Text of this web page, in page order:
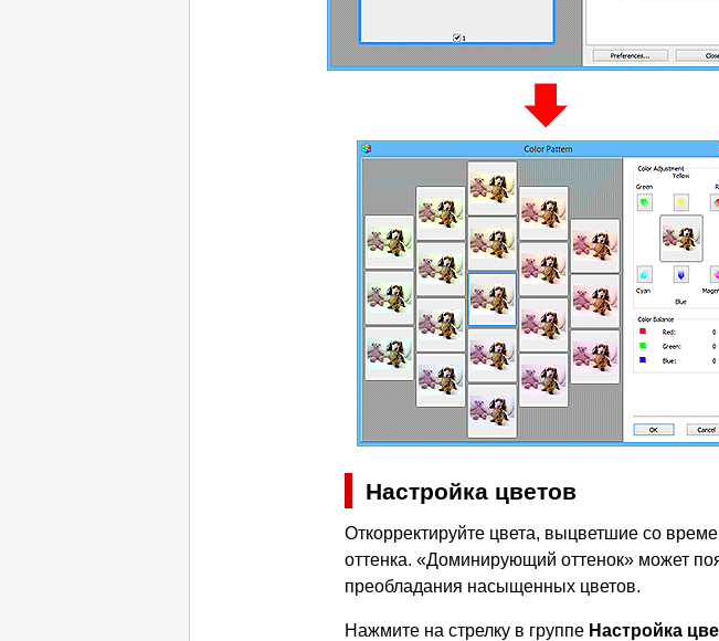
Настройка цветов
Откорректируйте цвета, выцветшие со
оттенка. «Доминирующий оттенок» может
преобладания насыщенных цветов.
Нажмите на стрелку в группе Настройка